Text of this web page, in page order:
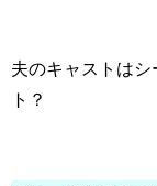
夫のキャストは
ト？